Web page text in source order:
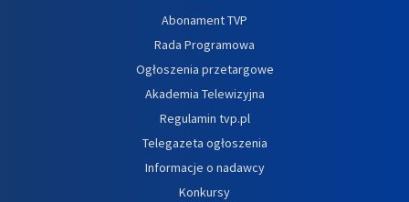
Abonament TVP
Rada Programowa
Ogłoszenia przetargowe
Akademia Telewizyjna
Regulamin tvp.pl
Telegazeta ogłoszenia
Informacje o nadawcy
Konkursy